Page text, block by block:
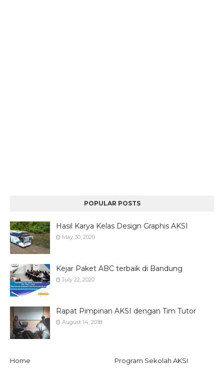
POPULAR POSTS
Hasil Karya Kelas Design Graphis AKSI
May 30, 2020
Kejar Paket ABC terbaik di Bandung
July 22, 2020
Rapat Pimpinan AKSI dengan Tim Tutor
August 14, 2018
Home Program Sekolah AKSI